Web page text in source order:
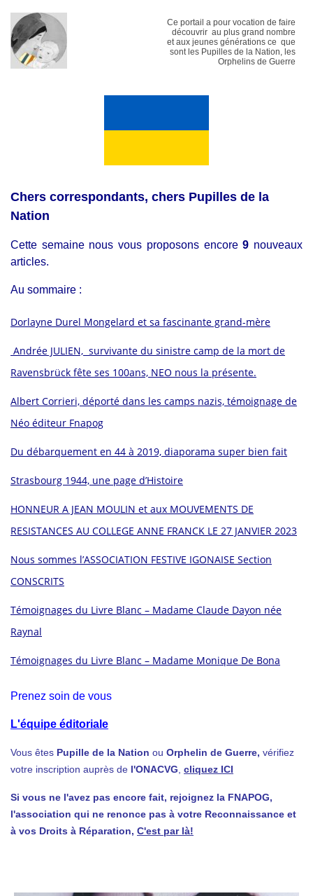
Ce portail a pour vocation de faire
découvrir au plus grand nombre
et aux jeunes générations ce que
sont les Pupilles de la Nation, les
Orphelins de Guerre
Chers correspondants, chers Pupilles de la
Nation
Cette semaine nous vous proposons encore9 nouveaux
articles.
Au sommaire :
Dorlayne Durel Mongelard et sa fascinante grand-mère
Andrée JULIEN, survivante du sinistre camp de la mort de
Ravensbrück fête ses 100ans, NEO nous la présente.
Albert Corrieri, déporté dans les camps nazis, témoignage de
Néo éditeur Fnapog
Du débarquement en 44 à 2019, diaporama super bien fait
Strasbourg 1944, une page d’Histoire
HONNEUR A JEAN MOULIN et aux MOUVEMENTS DE
RESISTANCES AU COLLEGE ANNE FRANCK LE 27 JANVIER 2023
Nous sommes l’ASSOCIATION FESTIVE IGONAISE Section
CONSCRITS
Témoignages du Livre Blanc – Madame Claude Dayon née
Raynal
Témoignages du Livre Blanc – Madame Monique De Bona
Prenez soin de vous
L'équipe éditoriale
Vous êtes Pupille de la Nation ou Orphelin de Guerre, vérifiez
votre inscription auprès de l'ONACVG cliquez ICI
Si vous ne l'avez pas encore fait, rejoignez la FNAPOG,
l'association qui ne renonce pas à votre Reconnaissance et
à vos Droits à Réparation, C'est par là!